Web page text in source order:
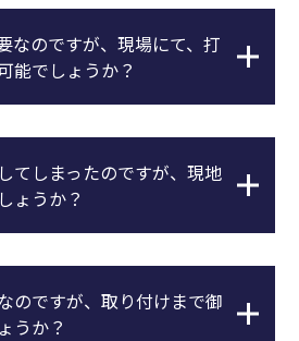
なのですが、現場にて、打
能でしょうか？
てしまったのですが、現地
ょうか？
のですが、取り付けまで御
うか？